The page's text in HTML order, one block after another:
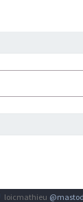
loicmathieu